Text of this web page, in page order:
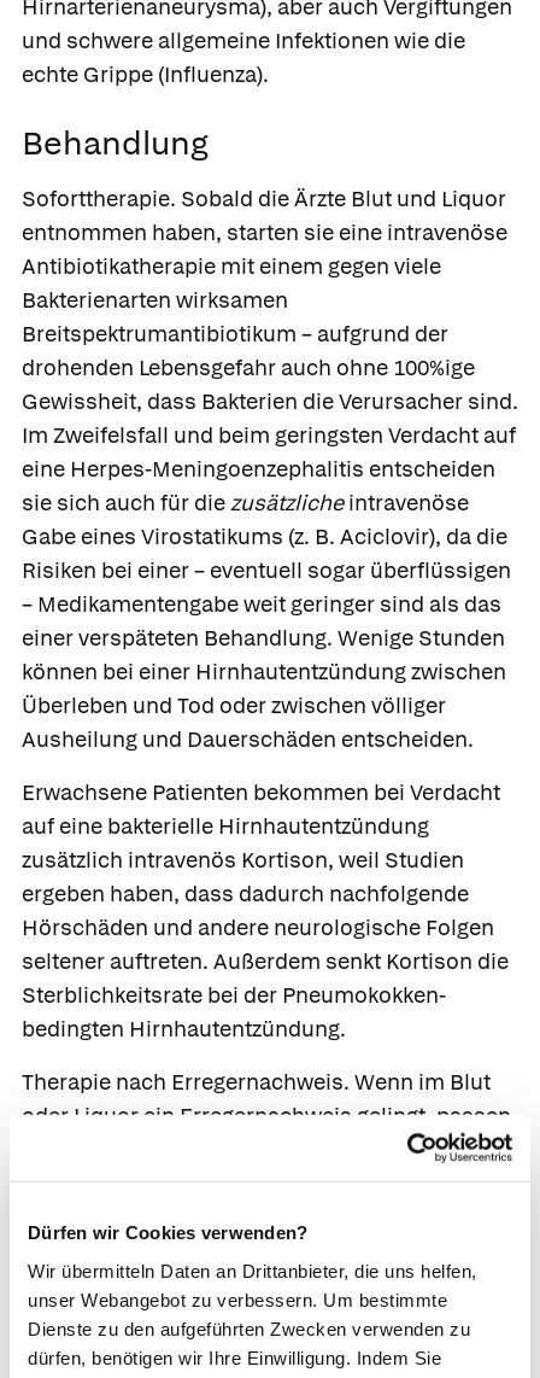
Dürfen wir Cookies verwenden?
Wir übermitteln Daten an Drittanbieter, die uns helfen,
unser Webangebot zu verbessern. Um bestimmte
Dienste zu den aufgeführten Zwecken verwenden zu
dürfen, benötigen wir Ihre Einwilligung. Indem Sie
Hirnarterienaneurysma), aber auch Vergiftungen
und schwere allgemeine Infektionen wie die
echte Grippe (Influenza).
Behandlung
Soforttherapie. Sobald die Ärzte Blut und Liquor
entnommen haben, starten sie eine intravenöse
Antibiotikatherapie mit einem gegen viele
Bakterienarten wirksamen
Breitspektrumantibiotikum – aufgrund der
drohenden Lebensgefahr auch ohne 100%ige
Gewissheit, dass Bakterien die Verursacher sind.
Im Zweifelsfall und beim geringsten Verdacht auf
eine Herpes-Meningoenzephalitis entscheiden
sie sich auch für diezusätzlicheintravenöse
Gabe eines Virostatikums (z. B. Aciclovir), da die
Risiken bei einer – eventuell sogar überflüssigen
– Medikamentengabe weit geringer sind als das
einer verspäteten Behandlung. Wenige Stunden
können bei einer Hirnhautentzündung zwischen
Überleben und Tod oder zwischen völliger
Ausheilung und Dauerschäden entscheiden.
Erwachsene Patienten bekommen bei Verdacht
auf eine bakterielle Hirnhautentzündung
zusätzlich intravenös Kortison, weil Studien
ergeben haben, dass dadurch nachfolgende
Hörschäden und andere neurologische Folgen
seltener auftreten. Außerdem senkt Kortison die
Sterblichkeitsrate bei der Pneumokokken-
bedingten Hirnhautentzündung.
Therapie nach Erregernachweis. Wenn im Blut
oder Liquor ein Erregernachweis gelingt, passen
die Ärzte die Therapie daran an. Bei Bakterien
wechseln die Ärzte oft vom
diagnostizierte Bakterium besser bekämpft. Sind
Parasiten, Tuberkelbakterien oder Pilze die
Auslöser, wird die Therapie ebenfalls